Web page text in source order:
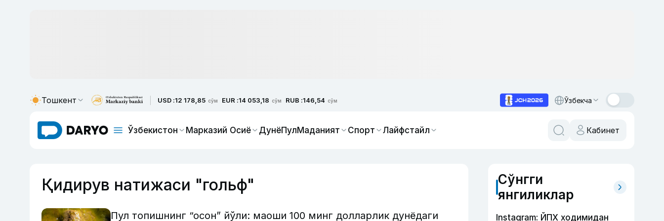
Тошкент USD :12 178,85 сўм EUR :14 053,18 сўм RUB :146,54 сўм Ўзбекча
Ўзбекистон Марказий Осиё ДунёПулМаданият Спорт Лайфстайл Кабинет
Қидирув натижаси "гольф"
Пул топишнинг “осон” йўли: маоши 100 минг долларлик дунёдаги
Сўнгги
янгиликлар
Instagram: ЙПХ ходимидан